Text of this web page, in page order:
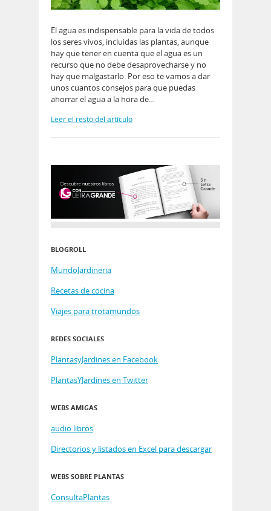
El agua es indispensable para la vida de todos
los seres vivos, incluidas las plantas, aunque
hay que tener en cuenta que el agua es un
recurso que no debe desaprovecharse y no
hay que malgastarlo. Por eso te vamos a dar
unos cuantos consejos para que puedas
ahorrar el agua a la hora de…
Leer el resto del artículo
BLOGROLL
MundoJardineria
Recetas de cocina
Viajes para trotamundos
REDES SOCIALES
PlantasyJardines en Facebook
PlantasYJardines en Twitter
WEBS AMIGAS
audio libros
Directorios y listados en Excel para descargar
WEBS SOBRE PLANTAS
ConsultaPlantas